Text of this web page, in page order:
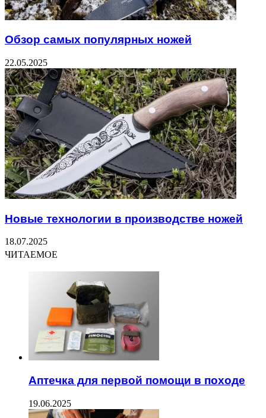
Обзор самых популярных ножей
22.05.2025
Новые технологии в производстве ножей
18.07.2025
ЧИТАЕМОЕ
Аптечка для первой помощи в походе
19.06.2025